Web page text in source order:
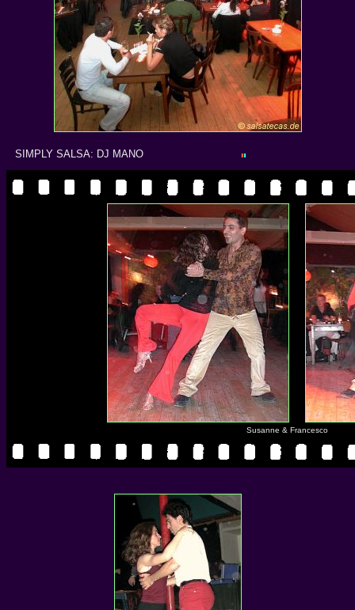
SIMPLY SALSA: DJ MANO
Susanne & Francesco